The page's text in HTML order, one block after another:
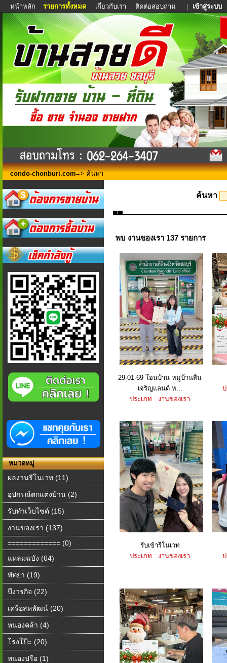
หน้าหลัก รายการทั้งหมด เกี่ยวกับเรา ติดต่อสอบถาม | เข้าสู่ระบบ
condo-chonburi.com=> ค้นหา
หมวดหมู่
ผลงานรีโนเวท (11)
อุปกรณ์ตกแต่งบ้าน (2)
รับทำเว็บไซต์ (15)
งานของเรา (137)
============= (0)
แหลมฉบัง (64)
พัทยา (19)
บึงวรกิจ (22)
เครือสหพัฒน์ (20)
หนองคล้า (4)
โรงโป๊ะ (20)
หนองปรือ (1)
ค้นหา
พบ งานของเรา 137 รายการ
29-01-69 โอนบ้าน หมู่บ้านสิน
เจริญแลนด์ ห...
ประเภท : งานของเรา
รับเข้ารีโนเวท
ประเภท : งานของเรา